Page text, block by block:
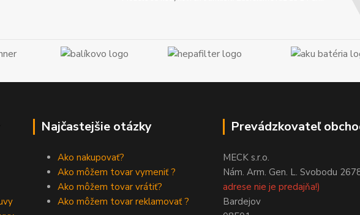
Najčastejšie otázky
Ako nakupovať?
Ako môžem tovar vymeniť ?
Ako môžem tovar vrátiť?
Ako môžem tovar reklamovať ?
Prevádzkovateľ
MECK s.r.o.
Nám. Arm. Gen. L. Svobodu
adrese nie je predajňa!)
Bardejov